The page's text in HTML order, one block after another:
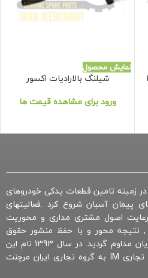
نمایش محصول
شیلنگ بالارادیات اکسور
ورود برای مشاهده قیمت ها
زمینه تامین قطعات یدکی خودروهای
پیمان آسبان شروع کرد .فعالیتهای
اصول مشتری مداری و محوریت
نتیجه محور و با حفظ منشور حقوق
کارکنان و نیروی انسانی و مشتریان مداوم گردید. در سال 1393 نام این
مجموعه همزمان با ثبت علامت تجاری IM به گروه تجاری ایران مرچنت